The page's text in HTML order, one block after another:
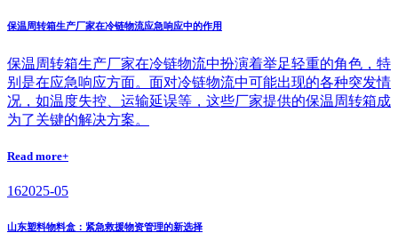
保温周转箱生产厂家在冷链物流应急响应中的作用
保温周转箱生产厂家在冷链物流中扮演着举足轻重的角色，特
别是在应急响应方面。面对冷链物流中可能出现的各种突发情
况，如温度失控、运输延误等，这些厂家提供的保温周转箱成
为了关键的解决方案。
Read more+
162025-05
山东塑料物料盒：紧急救援物资管理的新选择